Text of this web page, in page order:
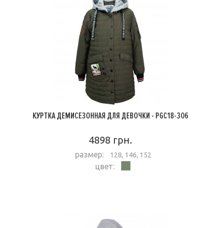
КУРТКА ДЕМИСЕЗОННАЯ ДЛЯ ДЕВОЧКИ - PGC18-306
4898 грн.
размер: 128, 146, 152
цвет: